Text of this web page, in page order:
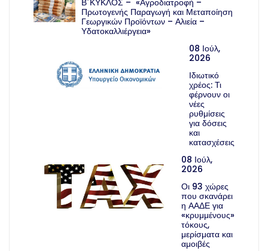
Β΄ΚΥΚΛΟΣ – «Αγροδιατροφή –
Πρωτογενής Παραγωγή και Μεταποίηση
Γεωργικών Προϊόντων – Αλιεία –
Υδατοκαλλιέργεια»
08 Ιούλ,
2026
Ιδιωτικό
χρέος: Τι
φέρνουν οι
νέες
ρυθμίσεις
για δόσεις
και
κατασχέσεις
08 Ιούλ,
2026
Οι 93 χώρες
που σκανάρει
η ΑΑΔΕ για
«κρυμμένους»
τόκους,
μερίσματα και
αμοιβές